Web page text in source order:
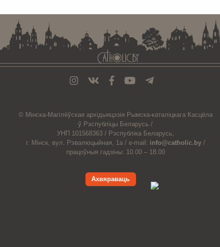
© Мiнска-Магiлёўская архiдыяцэзiя Рымска-каталіцкага Касцёла
ў Рэспубліцы Беларусь /
УНП 101568363 / Рэспубліка Беларусь,
г. Мінск, вул. Рэвалюцыйная, 1а / e-mail: info@catholic.by /
працоўныя гадзіны: 10.00 – 18.00
Ахвяраваць